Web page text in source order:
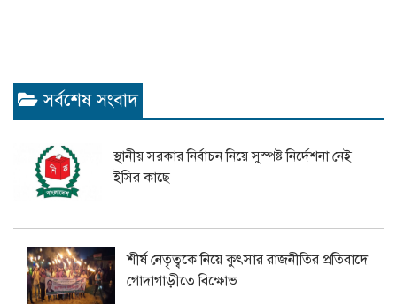
সর্বশেষ সংবাদ
স্থানীয় সরকার নির্বাচন নিয়ে সুস্পষ্ট নির্দেশনা নেই
ইসির কাছে
শীর্ষ নেতৃত্বকে নিয়ে কুৎসার রাজনীতির প্রতিবাদে
গোদাগাড়ীতে বিক্ষোভ